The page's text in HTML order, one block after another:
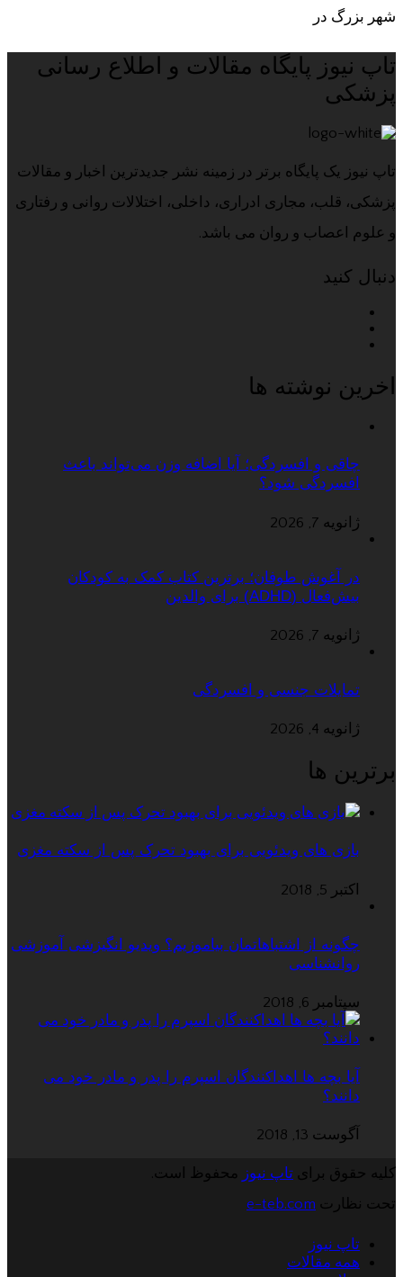
شهر بزرگ در
تاپ نیوز پایگاه مقالات و اطلاع رسانی
پزشکی
تاپ نیوز یک پایگاه برتر در زمینه نشر جدیدترین اخبار و مقالات
پزشکی، قلب، مجاری ادراری، داخلی، اختلالات روانی و رفتاری
و علوم اعصاب و روان می باشد.
دنبال کنید
اخرین نوشته ها
چاقی و افسردگی؛ آیا اضافه وزن می‌تواند باعث
افسردگی شود؟
ژانویه 7, 2026
در آغوش طوفان؛ برترین کتاب کمک به کودکان
بیش‌فعال (ADHD) برای والدین
ژانویه 7, 2026
تمایلات جنسی و افسردگی
ژانویه 4, 2026
برترین ها
بازی های ویدئویی برای بهبود تحرک پس از سکته مغزی
اکتبر 5, 2018
چگونه از اشتباهاتمان بیاموزیم؟ ویدیو انگیزشی آموزشی
روانشناسی
سپتامبر 6, 2018
آیا بچه ها اهداکنندگان اسپرم را پدر و مادر خود می
دانند؟
آگوست 13, 2018
کلیه حقوق برای تاپ نیوز
محفوظ است.
تحت نظارت e-teb.com
تاپ نیوز
همه مقالات